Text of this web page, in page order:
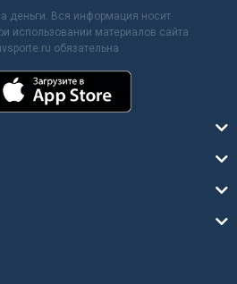
деньги. Вся информация носит
использовании материалов сайта
обязательна